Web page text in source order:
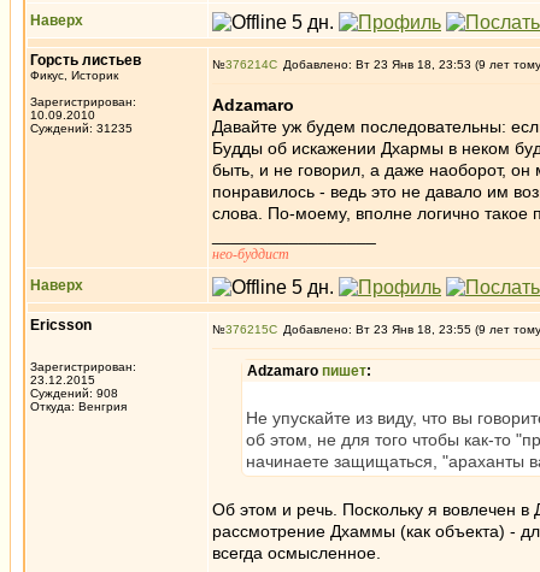
Наверх
Горсть листьев
Фикус, Историк
Зарегистрирован:
10.09.2010
Суждений: 31235
№376214 Добавлено: Вт 23 Янв 18, 23:53 (9 лет
Adzamaro
Давайте уж будем последовательны:
Будды об искажении Дхармы в неком
быть, и не говорил, а даже наоборот, он
понравилось - ведь это не давало им
слова. По-моему, вполне логично такое
нео-буддист
Наверх
Ericsson
Зарегистрирован:
23.12.2015
Суждений: 908
Откуда: Венгрия
№376215 Добавлено: Вт 23 Янв 18, 23:55 (9 лет
Adzamaro пишет:
Не упускайте из виду, что вы
об этом, не для того чтобы как-то
начинаете защищаться, "араханты
Об этом и речь. Поскольку я вовлечен в
рассмотрение Дхаммы (как объекта) -
всегда осмысленное.